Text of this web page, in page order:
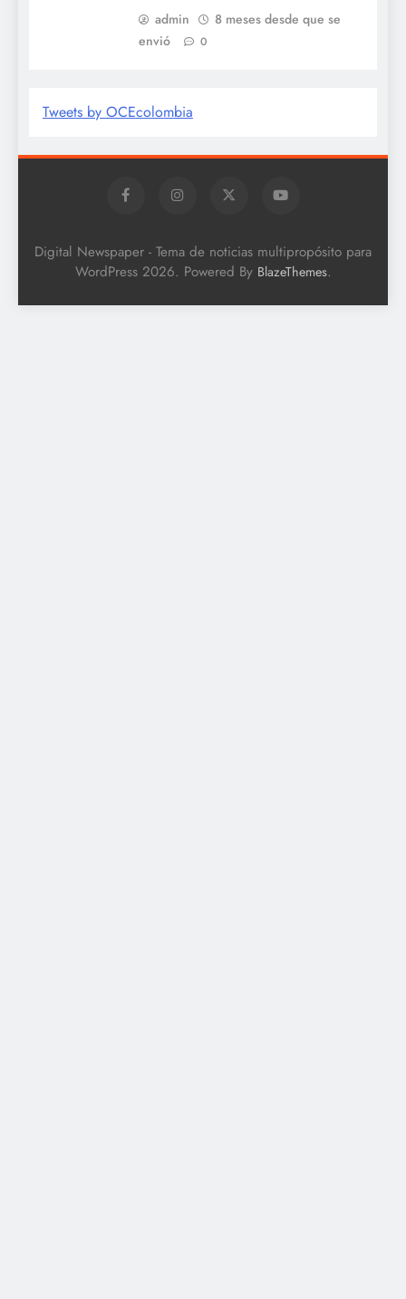
admin
8 meses desde que se
envió
0
Tweets by OCEcolombia
Digital Newspaper - Tema de noticias multipropósito para
WordPress 2026. Powered By BlazeThemes.